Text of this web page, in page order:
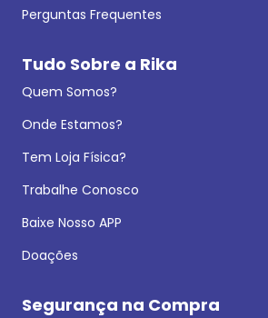
Perguntas Frequentes
Tudo Sobre a Rika
Quem Somos?
Onde Estamos?
Tem Loja Física?
Trabalhe Conosco
Baixe Nosso APP
Doações
Segurança na Compra